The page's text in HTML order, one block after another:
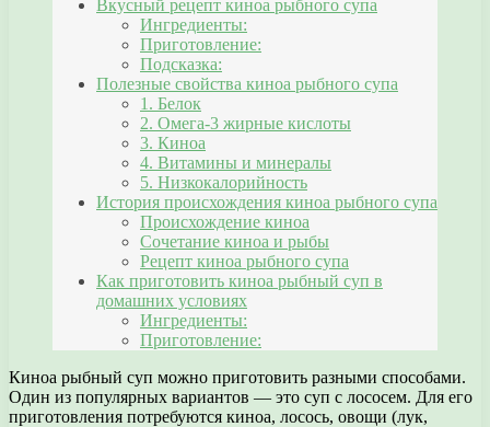
Вкусный рецепт киноа рыбного супа
Ингредиенты:
Приготовление:
Подсказка:
Полезные свойства киноа рыбного супа
1. Белок
2. Омега-3 жирные кислоты
3. Киноа
4. Витамины и минералы
5. Низкокалорийность
История происхождения киноа рыбного супа
Происхождение киноа
Сочетание киноа и рыбы
Рецепт киноа рыбного супа
Как приготовить киноа рыбный суп в
домашних условиях
Ингредиенты:
Приготовление:
Киноа рыбный суп можно приготовить разными способами.
Один из популярных вариантов — это суп с лососем. Для его
приготовления потребуются киноа, лосось, овощи (лук,